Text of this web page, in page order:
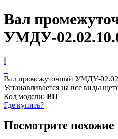
Вал
УМДУ-
Вал промежуточный УМДУ-
Устанавливается на все виды
Код модели: ВП
Где купить?
Посмотрите похожие